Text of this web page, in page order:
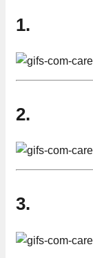
1.
2.
3.